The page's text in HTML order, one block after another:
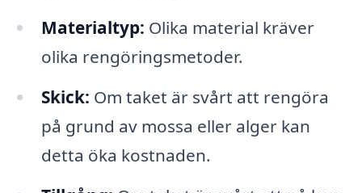
Materialtyp: Olika material kräver
olika rengöringsmetoder.
Skick: Om taket är svårt att rengöra
på grund av mossa eller alger kan
detta öka kostnaden.